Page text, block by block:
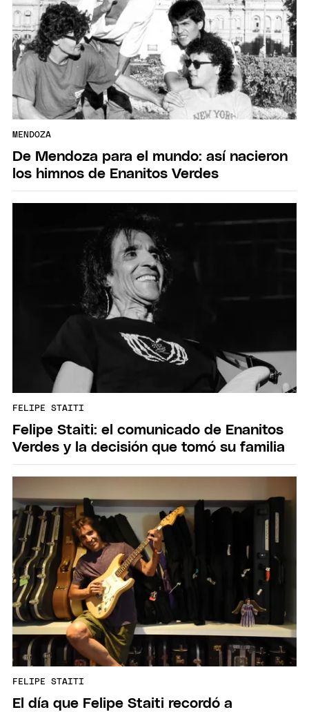
MENDOZA
De Mendoza para el mundo: así nacieron
los himnos de Enanitos Verdes
FELIPE STAITI
Felipe Staiti: el comunicado de Enanitos
Verdes y la decisión que tomó su familia
FELIPE STAITI
El día que Felipe Staiti recordó a